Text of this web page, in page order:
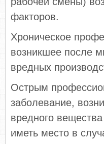
факторов.
Хроническое
возникшее после
вредных
Острым
заболевание,
вредного
иметь место в